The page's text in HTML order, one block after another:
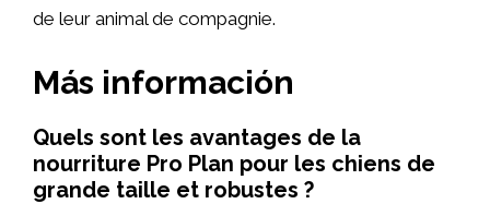
de leur animal de compagnie.
Más información
Quels sont les avantages de la
nourriture Pro Plan pour les chiens de
grande taille et robustes ?